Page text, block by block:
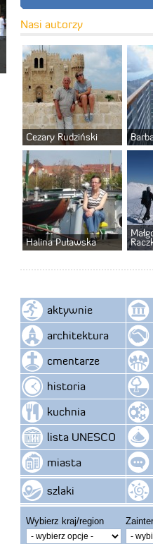
Nasi autorzy
Cezary Rudziński
Halina Puławska
aktywnie
architektura
cmentarze
historia
kuchnia
lista UNESCO
miasta
szlaki
Wybierz kraj/region